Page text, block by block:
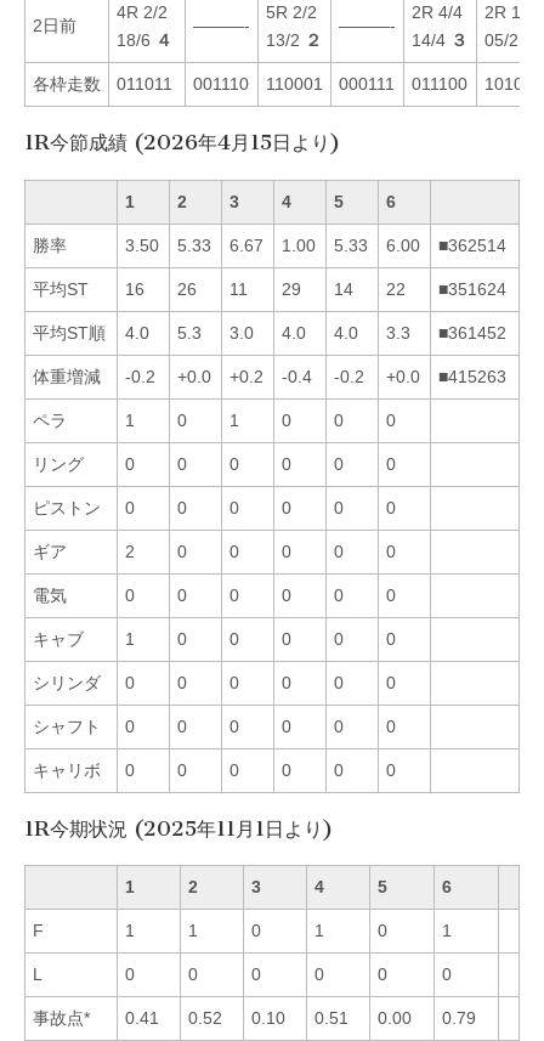
2日前
4R 2/2
18/6 ４
———-
5R 2/2
13/2 ２
———-
2R 4/4
14/4 ３
2R 1/1
05/2
各枠走数 011011 001110 110001 000111 011100 101010
1R今節成績 (2026年4月15日より)
1 2 3 4 5 6
勝率 3.50 5.33 6.67 1.00 5.33 6.00 ■362514
平均ST 16 26 11 29 14 22 ■351624
平均ST順 4.0 5.3 3.0 4.0 4.0 3.3 ■361452
体重増減 -0.2 +0.0 +0.2 -0.4 -0.2 +0.0 ■415263
ペラ 1 0 1 0 0 0
リング 0 0 0 0 0 0
ピストン 0 0 0 0 0 0
ギア 2 0 0 0 0 0
電気 0 0 0 0 0 0
キャブ 1 0 0 0 0 0
シリンダ 0 0 0 0 0 0
シャフト 0 0 0 0 0 0
キャリボ 0 0 0 0 0 0
1R今期状況 (2025年11月1日より)
1 2 3 4 5 6
F 1 1 0 1 0 1
L 0 0 0 0 0 0
事故点* 0.41 0.52 0.10 0.51 0.00 0.79